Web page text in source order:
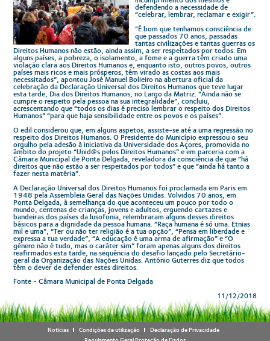
defendendo a necessidade de
“celebrar, lembrar, reclamar e exigir”.
“É bom que tenhamos consciência de
que passados 70 anos, passadas
tantas civilizações e tantas guerras os
Direitos Humanos não estão, ainda assim, a ser respeitados por todos. Em
alguns países, a pobreza, o isolamento, a fome e a guerra têm criado uma
violação clara aos Direitos Humanos e, enquanto isto, outros povos, outros
países mais ricos e mais prósperos, têm virado as costas aos mais
necessitados”, apontou José Manuel Bolieiro na abertura oficial da
celebração da Declaração Universal dos Direitos Humanos que teve lugar
esta tarde, Dia dos Direitos Humanos, no Largo da Matriz. “Ainda não se
cumpre o respeito pela pessoa na sua integralidade”, concluiu,
acrescentando que “todos os dias é preciso lembrar o respeito dos Direitos
Humanos” “para que haja sensibilidade entre os povos e os países”.
O edil considerou que, em alguns aspetos, assiste-se até a uma regressão no
respeito dos Direitos Humanos. O Presidente do Município expressou o seu
orgulho pela adesão à iniciativa da Universidade dos Açores, promovida no
âmbito do projeto “Unid@s pelos Direitos Humanos” e em parceria com a
Câmara Municipal de Ponta Delgada, reveladora da consciência de que “há
direitos que não estão a ser respeitados por todos” e que “ainda há tanto a
fazer nesta matéria”.
A Declaração Universal dos Direitos Humanos foi proclamada em Paris em
1948 pela Assembleia Geral das Nações Unidas. Volvidos 70 anos, em
Ponta Delgada, à semelhança do que aconteceu um pouco por todo o
mundo, centenas de crianças, jovens e adultos, erguendo cartazes e
bandeiras dos países da lusofonia, relembraram alguns desses direitos
básicos para a dignidade da pessoa humana. “Raça humana é só uma. Etnias
mil e uma”, “Ter ou não ter religião é a tua opção”, “Pensa em liberdade e
expressa a tua verdade”, “A educação é uma arma de afirmação” e “O
género não é tudo, mas o caráter sim” foram apenas alguns dos direitos
reafirmados esta tarde, na sequência do desafio lançado pelo Secretário-
geral da Organização das Nações Unidas. António Guterres diz que todos
têm o dever de defender estes direitos.
Fonte - Câmara Municipal de Ponta Delgada
11/12/2018
Notícias Condições de utilização
Declaração de Privacidade